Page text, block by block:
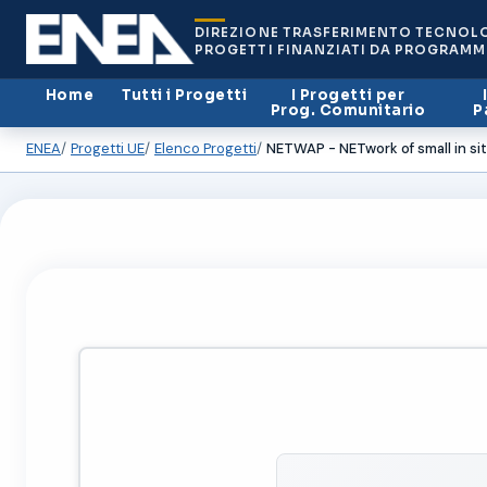
DIREZIONE TRASFERIMENTO
PROGETTI FINANZIATI DA
Home Tutti i Progetti
I Progetti per
Prog. Comunitario
ENEA Progetti UE Elenco Progetti NETWAP - NETwork of small in